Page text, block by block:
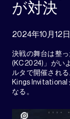
が対決
2024年10月12日
決戦の舞台は整
(KC 2024)」がい
ルタで開催され
Kings Invitational
なる。